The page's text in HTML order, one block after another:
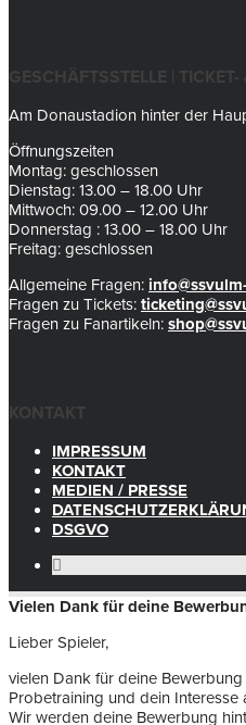
GESCHÄFTSSTELLE | TICKET-
Am Donaustadion hinter der
Öffnungszeiten
Montag: geschlossen
Dienstag: 13.00 – 18.00 Uhr
Mittwoch: 09.00 – 12.00 Uhr
Donnerstag : 13.00 – 18.00 Uhr
Freitag: geschlossen
Allgemeine Fragen:
Fragen zu Tickets:
Fragen zu Fanartikeln:
KONTAKT
IMPRESSUM
KONTAKT
MEDIEN / PRESSE
DSGVO
Vielen Dank für deine
Lieber Spieler,
vielen Dank für deine
Probetraining und dein Interesse
Wir werden deine Bewerbung